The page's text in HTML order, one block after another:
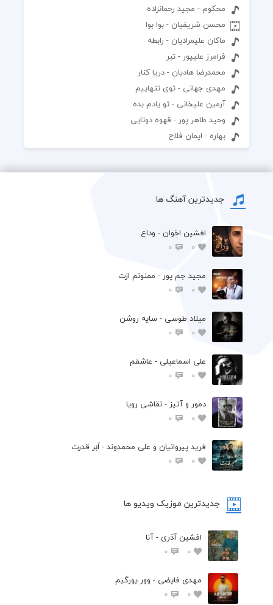
محکوم - مجید رحمانزاده
محسن شریفیان - بوا بوا
ماکان علیمرادیان - رابطه
فرامرز علیپور - تبر
محمدرضا هادیان - دریا کنار
مهدی جهانی - توی تنهاییم
آرمین علیخانی - تو یادم بده
وحید طاهر پور - قهوه دوتایی
بهاره - ایمان فلاح
جدیدترین آهنگ ها
افشين اخوان - وداع
0
0
مجید جم پور - ممنونم ازت
0
0
میلاد طوسی - سایه روشن
0
0
علی اسماعیلی - عاشقم
0
0
دمور و آتیز - نقاشی رویا
0
0
فرید پیروانیان و علی محمدوند - اَبَر قدرت
0
0
جدیدترین موزیک ویدیو ها
افشین آذری - آنا
0
0
مهدی فایضی - وور یورگیم
0
0